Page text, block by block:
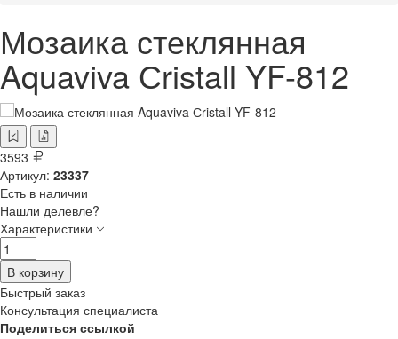
Мозаика стеклянная
Aquaviva Сristall YF-812
3593
Артикул: 23337
Есть в наличии
Нашли делевле?
Характеристики
В корзину
Быстрый заказ
Консультация специалиста
Поделиться ссылкой